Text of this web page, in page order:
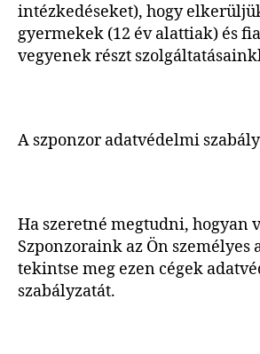
intézkedéseket), hogy
gyermekek (12 év alattiak) és
vegyenek részt
A szponzor adatvédelmi
Ha szeretné megtudni, hogyan
Szponzoraink az Ön személyes
tekintse meg ezen cégek
szabályzatát.